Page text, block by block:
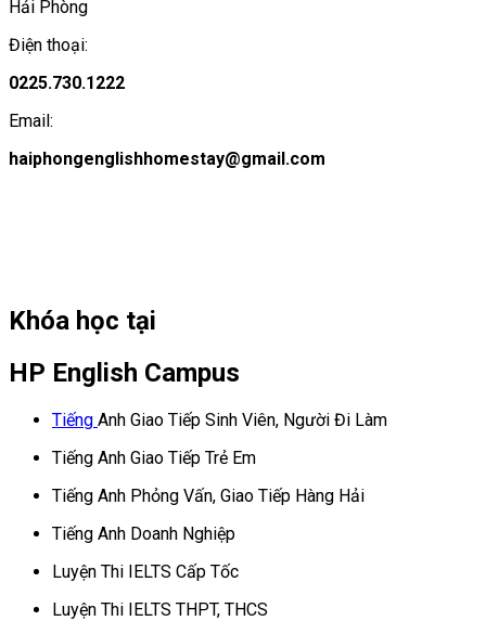
Hải Phòng
Điện thoại:
0225.730.1222
Email:
haiphongenglishhomestay@gmail.com
Khóa học tại
HP English Campus
Tiếng Anh Giao Tiếp Sinh Viên, Người Đi Làm
Tiếng Anh Giao Tiếp Trẻ Em
Tiếng Anh Phỏng Vấn, Giao Tiếp Hàng Hải
Tiếng Anh Doanh Nghiệp
Luyện Thi IELTS Cấp Tốc
Luyện Thi IELTS THPT, THCS